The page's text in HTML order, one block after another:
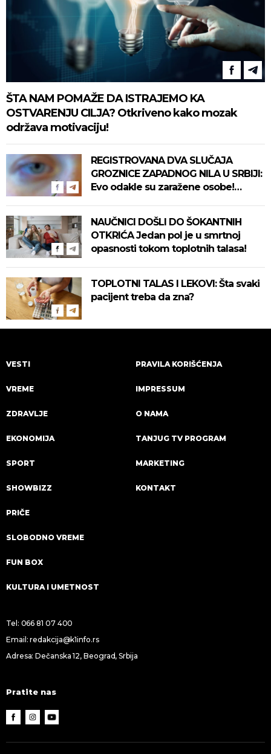
ŠTA NAM POMAŽE DA ISTRAJEMO KA
OSTVARENJU CILJA? Otkriveno kako mozak
održava motivaciju!
REGISTROVANA DVA SLUČAJA
GROZNICE ZAPADNOG NILA U SRBIJI:
Evo odakle su zaražene osobe!
NAUČNICI DOŠLI DO ŠOKANTNIH
OTKRIĆA Jedan pol je u smrtnoj
opasnosti tokom toplotnih talasa!
TOPLOTNI TALAS I LEKOVI: Šta svaki
pacijent treba da zna?
VESTI
VREME
ZDRAVLJE
EKONOMIJA
SPORT
SHOWBIZZ
PRIČE
SLOBODNO VREME
FUN BOX
KULTURA I UMETNOST
PRAVILA KORIŠĆENJA
IMPRESSUM
O NAMA
TANJUG TV PROGRAM
MARKETING
KONTAKT
Tel: 066 81 07 400
Email:redakcija@k1info.rs
Adresa: Dečanska 12, Beograd, Srbija
Pratite nas